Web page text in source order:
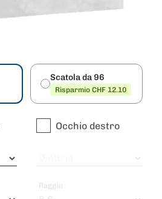
Scatola da 96
Risparmio CHF 12.10
Occhio destro
Raggio